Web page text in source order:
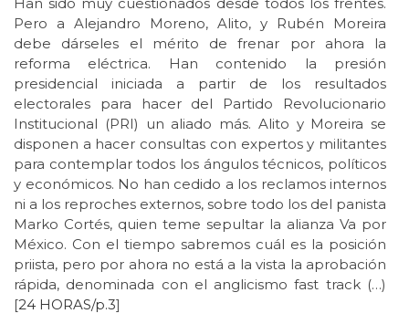
Pero a Alejandro Moreno, Alito, y Rubén Moreira
debe dárseles el mérito de frenar por ahora la
reforma eléctrica. Han contenido la presión
presidencial iniciada a partir de los resultados
electorales para hacer del Partido Revolucionario
Institucional (PRI) un aliado más. Alito y Moreira se
disponen a hacer consultas con expertos y militantes
para contemplar todos los ángulos técnicos, políticos
y económicos. No han cedido a los reclamos internos
ni a los reproches externos, sobre todo los del panista
Marko Cortés, quien teme sepultar la alianza Va por
México. Con el tiempo sabremos cuál es la posición
priista, pero por ahora no está a la vista la aprobación
rápida, denominada con el anglicismo fast track (…)
[24 HORAS/p.3]